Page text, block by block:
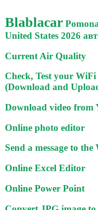
Blablacar
United States 2026
Current Air Quality
Check, Test your
(Download and
Download video from
Online photo editor
Send a message to
Online Excel Editor
Online Power Point